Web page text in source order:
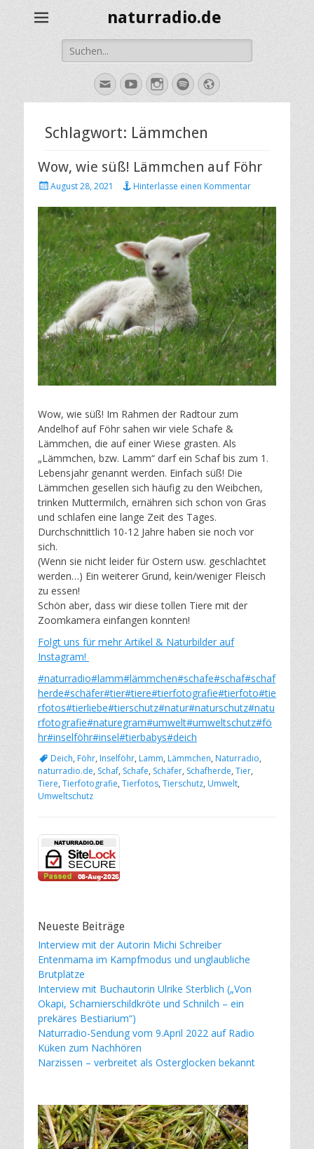
naturradio.de
Suche
nach:
E-
Mail
YouTubeInstagram
SpotifyWebsite
Schlagwort: Lämmchen
Wow, wie süß! Lämmchen auf Föhr
Veröffentlicht
August 28, 2021 Hinterlasse einen Kommentar
Wow, wie süß! Im Rahmen der Radtour zum
Andelhof auf Föhr sahen wir viele Schafe &
Lämmchen, die auf einer Wiese grasten. Als
„Lämmchen, bzw. Lamm“ darf ein Schaf bis zum 1.
Lebensjahr genannt werden. Einfach süß! Die
Lämmchen gesellen sich häufig zu den Weibchen,
trinken Muttermilch, ernähren sich schon von Gras
und schlafen eine lange Zeit des Tages.
Durchschnittlich 10-12 Jahre haben sie noch vor
sich.
(Wenn sie nicht leider für Ostern usw. geschlachtet
werden…) Ein weiterer Grund, kein/weniger Fleisch
zu essen!
Schön aber, dass wir diese tollen Tiere mit der
Zoomkamera einfangen konnten!
Folgt uns für mehr Artikel & Naturbilder auf
Instagram!
#naturradio#lamm#lämmchen#schafe#schaf#schaf
herde#schäfer#tier#tiere#tierfotografie#tierfoto#tie
rfotos#tierliebe#tierschutz#natur#naturschutz#natu
rfotografie#naturegram#umwelt#umweltschutz#fö
hr#inselföhr#insel#tierbabys#deich
Schlagworte
Deich, Föhr, Inselföhr, Lamm, Lämmchen, Naturradio,
naturradio.de, Schaf, Schafe, Schäfer, Schafherde, Tier,
Tiere, Tierfotografie, Tierfotos, Tierschutz, Umwelt,
Umweltschutz
Neueste Beiträge
Interview mit der Autorin Michi Schreiber
Entenmama im Kampfmodus und unglaubliche
Brutplätze
Interview mit Buchautorin Ulrike Sterblich („Von
Okapi, Scharnierschildkröte und Schnilch – ein
prekäres Bestiarium“)
Naturradio-Sendung vom 9.April 2022 auf Radio
Küken zum Nachhören
Narzissen – verbreitet als Osterglocken bekannt